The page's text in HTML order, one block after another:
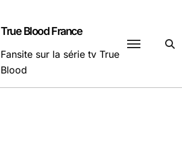
True Blood France
Fansite sur la série tv True
Blood